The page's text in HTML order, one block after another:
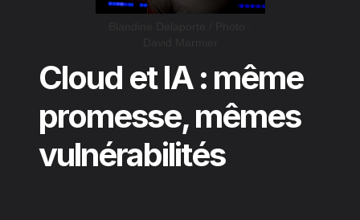
Cloud et IA : même
promesse, mêmes
vulnérabilités